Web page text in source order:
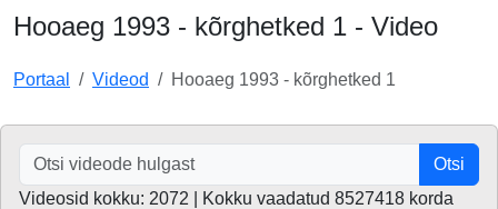
Hooaeg 1993 - kõrghetked 1 - Video
Portaal Videod Hooaeg 1993 - kõrghetked 1
Otsi
Videosid kokku: 2072 | Kokku vaadatud 8527418 korda